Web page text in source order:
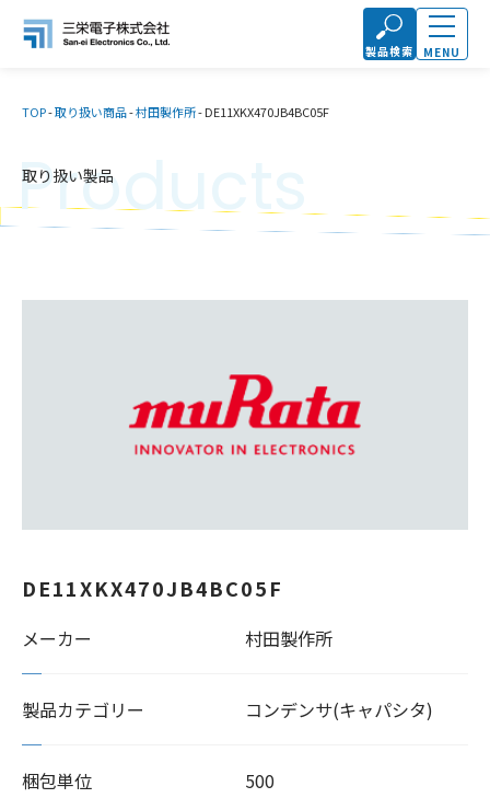
製品検索 MENU
TOP-取り扱い商品-村田製作所-DE11XKX470JB4BC05F
取り扱い製品
Products
DE11XKX470JB4BC05F
メーカー 村田製作所
製品カテゴリー コンデンサ(キャパシタ)
梱包単位 500